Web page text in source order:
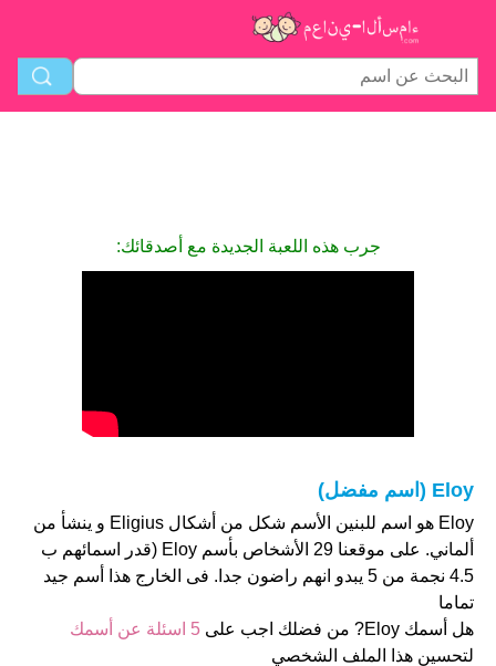
جرب هذه اللعبة الجديدة مع أصدقائك:
Eloy (اسم مفضل)
Eloy هو اسم للبنين الأسم شكل من أشكال Eligius و ينشأ من
ألماني. على موقعنا 29 الأشخاص بأسم Eloy (قدر اسمائهم ب
4.5 نجمة من 5 يبدو انهم راضون جدا. فى الخارج هذا أسم جيد
تماما
هل أسمك Eloy? من فضلك اجب على
5 اسئلة عن أسمك
لتحسين هذا الملف الشخصي